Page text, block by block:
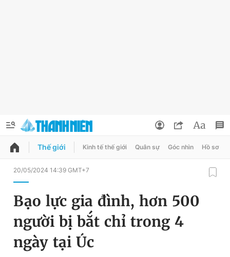
QUẢNG CÁO
Chuyên mục
Chuyên mục khác
Đổi mật khẩu
Tin đã lưu
Tin đã xem
Thế giới Kinh tế thế giới Quân sự Góc nhìn Hồ sơ
20/05/2024 14:39 GMT+7
Bạo lực gia đình, hơn 500
người bị bắt chỉ trong 4
ngày tại Úc